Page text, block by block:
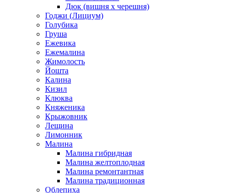
Дюк (вишня х черешня)
Годжи (Лициум)
Голубика
Груша
Ежевика
Ежемалина
Жимолость
Йошта
Калина
Кизил
Клюква
Княженика
Крыжовник
Лещина
Лимонник
Малина
Малина гибридная
Малина желтоплодная
Малина ремонтантная
Малина традиционная
Облепиха